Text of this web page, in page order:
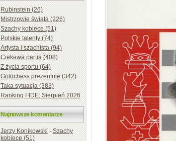
Rubinstein (26)
Mistrzowie świata (226)
Szachy kobiece (51)
Polskie talenty (74)
Artysta i szachista (94)
Ciekawa partia (408)
Z życia sportu (64)
Goldchess prezentuje (342)
Taka sytuacja (383)
Ranking FIDE: Sierpień 2026
Najnowsze komentarze
Jerzy Konikowski-Szachy
kobiece (51)